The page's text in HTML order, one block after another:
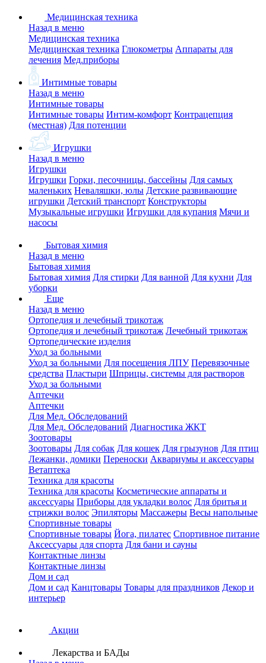
Медицинская техника
Назад в меню
Медицинская техника
Медицинская техника Глюкометры Аппараты для
лечения Мед.приборы
Интимные товары
Назад в меню
Интимные товары
Интимные товары Интим-комфорт Контрацепция
(местная) Для потенции
Игрушки
Назад в меню
Игрушки
Игрушки Горки, песочницы, бассейны Для самых
маленьких Неваляшки, юлы Детские развивающие
игрушки Детский транспорт Конструкторы
Музыкальные игрушки Игрушки для купания Мячи и
насосы
Бытовая химия
Назад в меню
Бытовая химия
Бытовая химия Для стирки Для ванной Для кухни Для
уборки
Еще
Назад в меню
Ортопедия и лечебный трикотаж
Ортопедия и лечебный трикотаж Лечебный трикотаж
Ортопедические изделия
Уход за больными
Уход за больными Для посещения ЛПУ Перевязочные
средства Пластыри Шприцы, системы для растворов
Уход за больными
Аптечки
Аптечки
Для Мед. Обследований
Для Мед. Обследований Диагностика ЖКТ
Зоотовары
Зоотовары Для собак Для кошек Для грызунов Для птиц
Лежанки, домики Переноски Аквариумы и аксессуары
Ветаптека
Техника для красоты
Техника для красоты Косметические аппараты и
аксессуары Приборы для укладки волос Для бритья и
стрижки волос Эпиляторы Массажеры Весы напольные
Спортивные товары
Спортивные товары Йога, пилатес Спортивное питание
Аксессуары для спорта Для бани и сауны
Контактные линзы
Контактные линзы
Дом и сад
Дом и сад Канцтовары Товары для праздников Декор и
интерьер
Акции
Лекарства и БАДы